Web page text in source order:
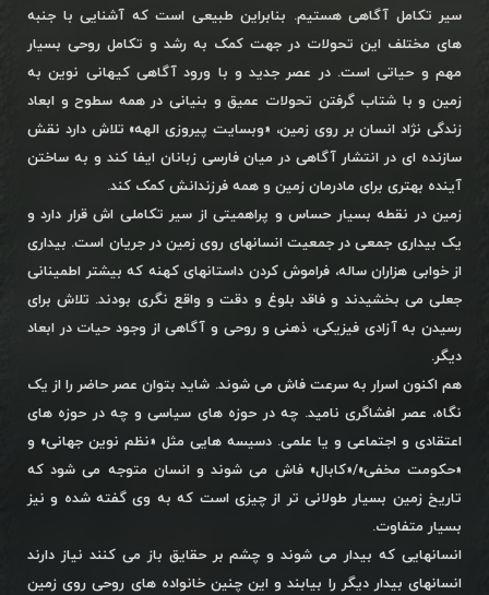
سیر تکامل آگاهی هستیم. بنابراین طبیعی است که آشنایی با جنبه
های مختلف این تحولات در جهت کمک به رشد و تکامل روحی بسیار
مهم و حیاتی است. در عصر جدید و با ورود آگاهی کیهانی نوین به
زمین و با شتاب گرفتن تحولات عمیق و بنیانی در همه سطوح و ابعاد
زندگی نژاد انسان بر روی زمین، «وبسایت پیروزی الهه» تلاش دارد نقش
سازنده ای در انتشار آگاهی در میان فارسی زبانان ایفا کند و به ساختن
آینده بهتری برای مادرمان زمین و همه فرزندانش کمک کند.
زمین در نقطه بسیار حساس و پراهمیتی از سیر تکاملی اش قرار دارد و
یک بیداری جمعی در جمعیت انسانهای روی زمین در جریان است. بیداری
از خوابی هزاران ساله، فراموش کردن داستانهای کهنه که بیشتر اطمینانی
جعلی می بخشیدند و فاقد بلوغ و دقت و واقع نگری بودند. تلاش برای
رسیدن به آزادی فیزیکی، ذهنی و روحی و آگاهی از وجود حیات در ابعاد
دیگر.
هم اکنون اسرار به سرعت فاش می شوند. شاید بتوان عصر حاضر را از یک
نگاه، عصر افشاگری نامید. چه در حوزه های سیاسی و چه در حوزه های
اعتقادی و اجتماعی و یا علمی. دسیسه هایی مثل «نظم نوین جهانی» و
«حکومت مخفی»/«کابال» فاش می شوند و انسان متوجه می شود که
تاریخ زمین بسیار طولانی تر از چیزی است که به وی گفته شده و نیز
بسیار متفاوت.
انسانهایی که بیدار می شوند و چشم بر حقایق باز می کنند نیاز دارند
انسانهای بیدار دیگر را بیابند و این چنین خانواده های روحی روی زمین